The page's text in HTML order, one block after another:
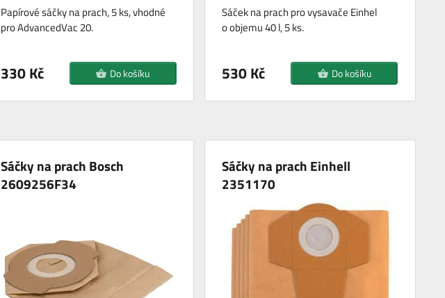
Papírové sáčky na prach, 5 ks, vhodné
pro AdvancedVac 20.
330 Kč Do košíku
Sáček na prach pro vysavače Einhel
o objemu 40 l, 5 ks.
530 Kč Do košíku
Sáčky na prach Bosch
2609256F34
Sáčky na prach Einhell
2351170